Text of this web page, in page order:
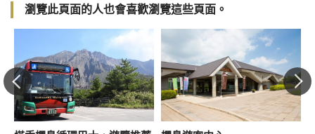
瀏覽此頁面的人也會喜歡瀏覽這些頁面。